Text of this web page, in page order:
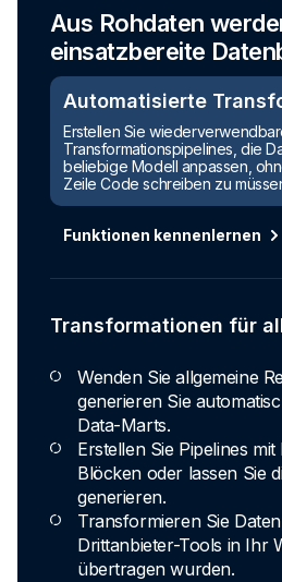
Aus Rohdaten
einsatzbereite
Automatisierte
Erstellen Sie
Transformationspipelines, die
beliebige Modell anpassen,
Zeile Code schreiben zu
Funktionen kennenlernen
Transformationen für
Wenden Sie allgemeine
generieren Sie
Data-Marts.
Erstellen Sie Pipelines
Blöcken oder lassen Sie
generieren.
Transformieren Sie
Drittanbieter-Tools in Ihr
übertragen wurden.